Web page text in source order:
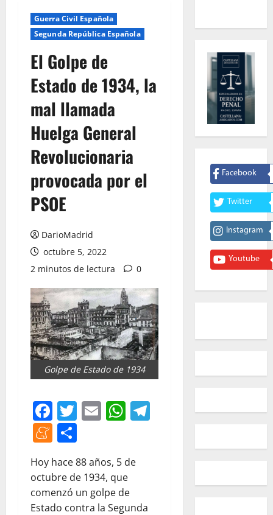
Guerra Civil Española
Segunda República Española
El Golpe de
Estado de 1934, la
mal llamada
Huelga General
Revolucionaria
provocada por el
PSOE
DarioMadrid
octubre 5, 2022
2 minutos de lectura
0
Golpe de Estado de 1934
Facebook
Twitter
EmailWhatsApp
Telegram
Meneame
Hoy hace 88 años, 5 de
octubre de 1934, que
comenzó un golpe de
Estado contra la Segunda
Facebook
Twitter
Instagram
Youtube